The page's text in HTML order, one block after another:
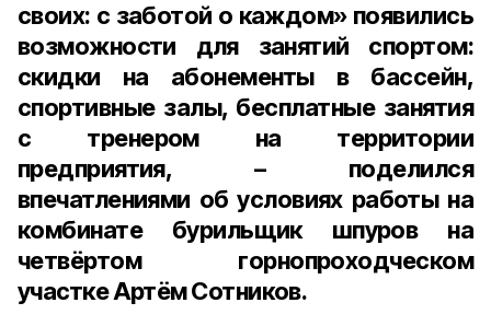
своих: с заботой о каждом» появились
возможности для занятий спортом:
скидки на абонементы в бассейн,
спортивные залы, бесплатные занятия
с тренером на территории
предприятия, – поделился
впечатлениями об условиях работы на
комбинате бурильщик шпуров на
четвёртом горнопроходческом
участке Артём Сотников.